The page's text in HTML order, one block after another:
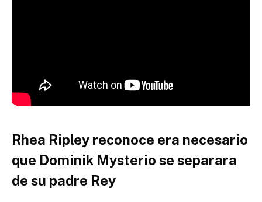
Rhea Ripley reconoce era necesario
que Dominik Mysterio se separara
de su padre Rey